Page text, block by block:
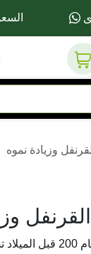
وزيادة نموه
تمت زراعة القرنفل منذ